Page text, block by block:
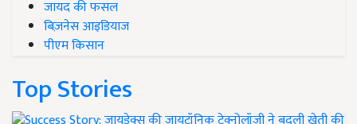
जायद की फसल
बिज़नेस आइडियाज
पीएम किसान
Top Stories